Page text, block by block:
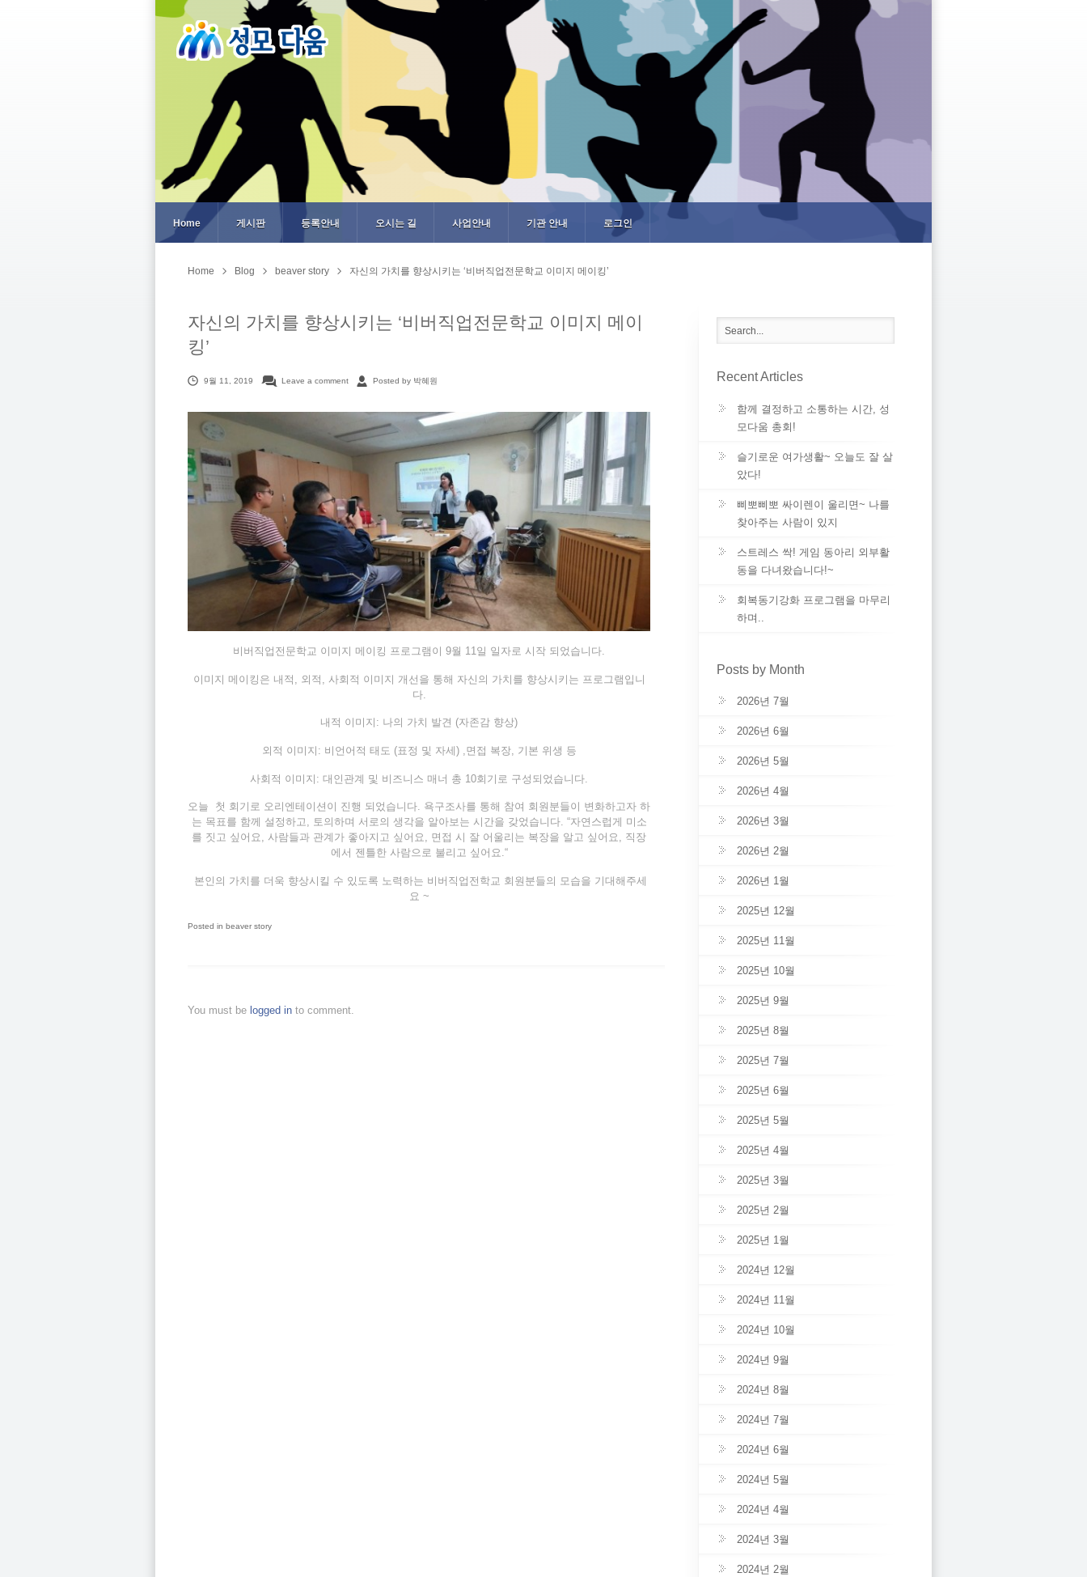
Home 게시판 등록안내 오시는 길 사업안내 기관 안내 로그인
Home Blog beaver story 자신의 가치를 향상시키는 ‘비버직업전문학교 이미지 메이킹’
자신의 가치를 향상시키는 ‘비버직업전문학교 이미지 메이
킹’
9월 11, 2019 Leave a comment Posted by 박혜원
비버직업전문학교 이미지 메이킹 프로그램이 9월 11일 일자로 시작 되었습니다.
이미지 메이킹은 내적, 외적, 사회적 이미지 개선을 통해 자신의 가치를 향상시키는 프로그램입니
다.
내적 이미지: 나의 가치 발견 (자존감 향상)
외적 이미지: 비언어적 태도 (표정 및 자세) ,면접 복장, 기본 위생 등
사회적 이미지: 대인관계 및 비즈니스 매너 총 10회기로 구성되었습니다.
오늘 첫 회기로 오리엔테이션이 진행 되었습니다. 욕구조사를 통해 참여 회원분들이 변화하고자 하
는 목표를 함께 설정하고, 토의하며 서로의 생각을 알아보는 시간을 갖었습니다. “자연스럽게 미소
를 짓고 싶어요, 사람들과 관계가 좋아지고 싶어요, 면접 시 잘 어울리는 복장을 알고 싶어요, 직장
에서 젠틀한 사람으로 불리고 싶어요.“
본인의 가치를 더욱 향상시킬 수 있도록 노력하는 비버직업전학교 회원분들의 모습을 기대해주세
요 ~
Posted in beaver story
You must be logged in to comment.
Recent Articles
함께 결정하고 소통하는 시간, 성
모다움 총회!
슬기로운 여가생활~ 오늘도 잘 살
았다!
삐뽀삐뽀 싸이렌이 울리면~ 나를
찾아주는 사람이 있지
스트레스 싹! 게임 동아리 외부활
동을 다녀왔습니다!~
회복동기강화 프로그램을 마무리
하며..
Posts by Month
2026년 7월
2026년 6월
2026년 5월
2026년 4월
2026년 3월
2026년 2월
2026년 1월
2025년 12월
2025년 11월
2025년 10월
2025년 9월
2025년 8월
2025년 7월
2025년 6월
2025년 5월
2025년 4월
2025년 3월
2025년 2월
2025년 1월
2024년 12월
2024년 11월
2024년 10월
2024년 9월
2024년 8월
2024년 7월
2024년 6월
2024년 5월
2024년 4월
2024년 3월
2024년 2월